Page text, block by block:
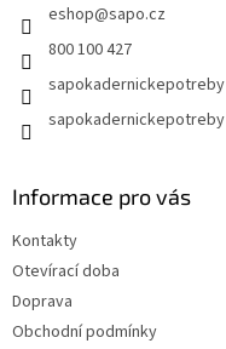
eshop@sapo.cz
800 100 427
sapokadernickepotreby
sapokadernickepotreby
Informace pro vás
Kontakty
Otevírací doba
Doprava
Obchodní podmínky